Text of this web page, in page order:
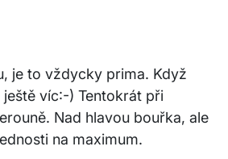
je to vždycky prima. Když
víc:-) Tentokrát při
Nad hlavou bouřka, ale
na maximum.